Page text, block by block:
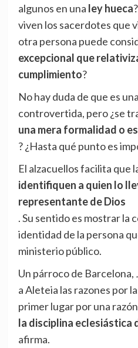
algunos en una ley hueca
viven los sacerdotes que
otra persona puede
excepcional que
cumplimiento?
No hay duda de que es
controvertida, pero ¿se
una mera formalidad o
? ¿Hasta qué punto es
El alzacuellos facilita que
identifiquen a quien lo
representante de Dios
. Su sentido es mostrar la
identidad de la persona
ministerio público.
Un párroco de Barcelona,
a Aleteia las razones por
primer lugar por una
la disciplina eclesiástica
afirma.